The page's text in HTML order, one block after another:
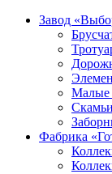
Завод
Малые
Скамьи
Фабрика